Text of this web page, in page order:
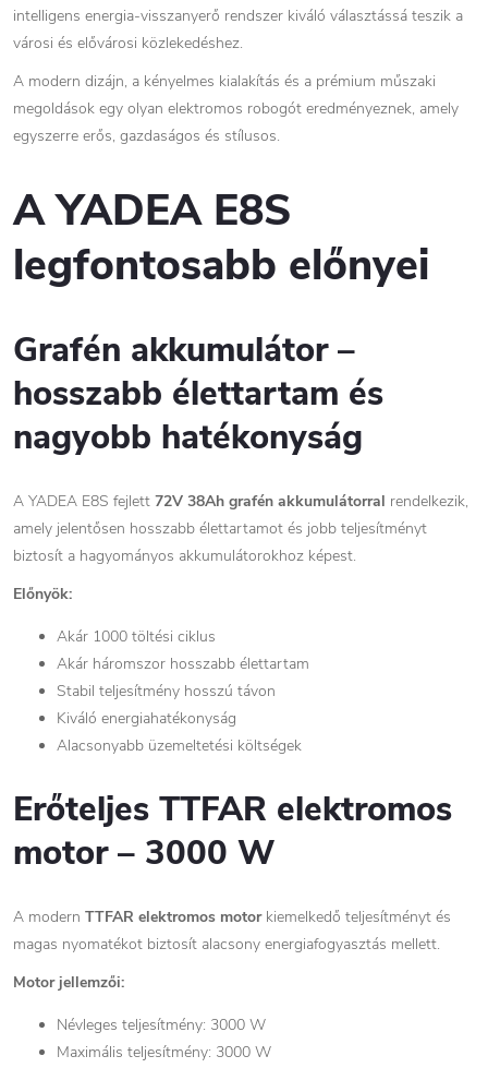
intelligens energia-visszanyerő rendszer kiváló választássá teszik a
városi és elővárosi közlekedéshez.
A modern dizájn, a kényelmes kialakítás és a prémium műszaki
megoldások egy olyan elektromos robogót eredményeznek, amely
egyszerre erős, gazdaságos és stílusos.
A YADEA E8S
legfontosabb előnyei
Grafén akkumulátor –
hosszabb élettartam és
nagyobb hatékonyság
A YADEA E8S fejlett 72V 38Ah grafén akkumulátorral rendelkezik,
amely jelentősen hosszabb élettartamot és jobb teljesítményt
biztosít a hagyományos akkumulátorokhoz képest.
Előnyök:
Akár 1000 töltési ciklus
Akár háromszor hosszabb élettartam
Stabil teljesítmény hosszú távon
Kiváló energiahatékonyság
Alacsonyabb üzemeltetési költségek
Erőteljes TTFAR elektromos
motor – 3000 W
A modern TTFAR elektromos motorkiemelkedő teljesítményt és
magas nyomatékot biztosít alacsony energiafogyasztás mellett.
Motor jellemzői:
Névleges teljesítmény: 3000 W
Maximális teljesítmény: 3000 W